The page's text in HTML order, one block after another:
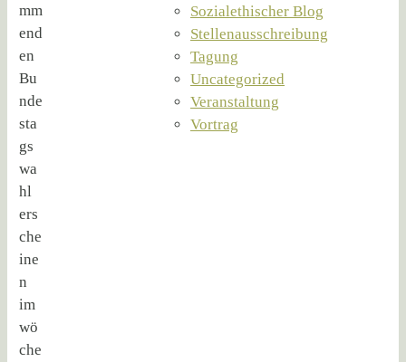
mm
end
en
Bu
nde
sta
gs
wa
hl
ers
che
ine
n
im
wö
che
Sozialethischer Blog
Stellenausschreibung
Tagung
Uncategorized
Veranstaltung
Vortrag